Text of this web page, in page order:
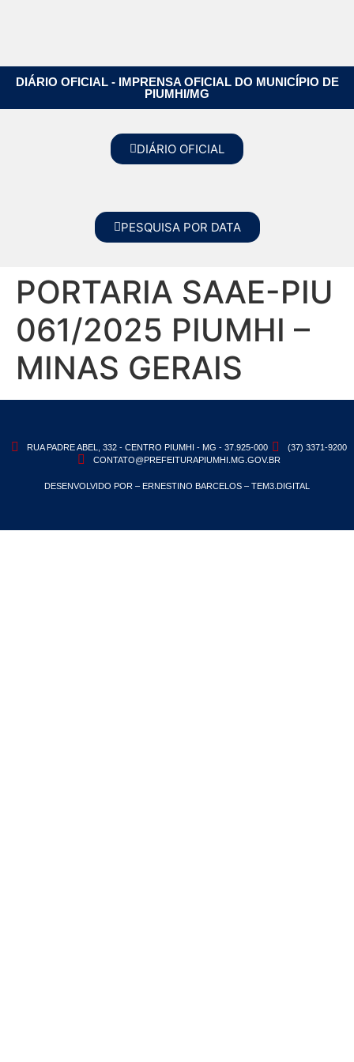
DIÁRIO OFICIAL - IMPRENSA OFICIAL DO MUNICÍPIO DE
PIUMHI/MG
DIÁRIO OFICIAL
PESQUISA POR DATA
PORTARIA SAAE-PIU
061/2025 PIUMHI –
MINAS GERAIS
RUA PADRE ABEL, 332 - CENTRO PIUMHI - MG - 37.925-000
(37) 3371-9200
CONTATO@PREFEITURAPIUMHI.MG.GOV.BR
DESENVOLVIDO POR – ERNESTINO BARCELOS – TEM3.DIGITAL